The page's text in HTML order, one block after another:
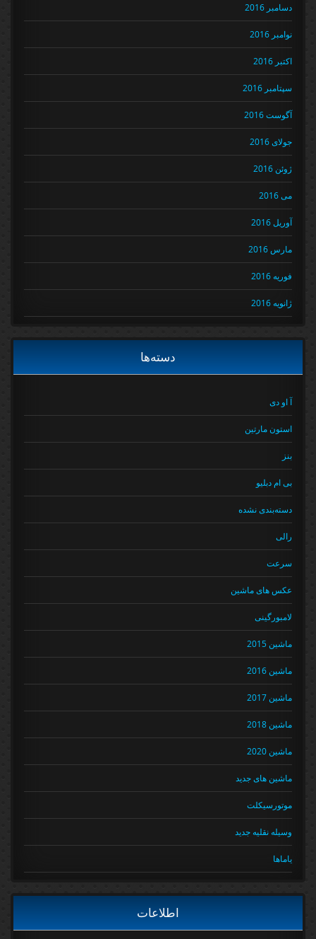
دسامبر 2016
نوامبر 2016
اکتبر 2016
سپتامبر 2016
آگوست 2016
جولای 2016
ژوئن 2016
می 2016
آوریل 2016
مارس 2016
فوریه 2016
ژانویه 2016
دسته‌ها
آ او دی
استون مارتین
بی ام دبلیو
دسته‌بندی نشده
رالی
سرعت
عکس های ماشین
لامبورگینی
ماشین 2015
ماشین 2016
ماشین 2017
ماشین 2018
ماشین 2020
ماشین های جدید
موتورسیکلت
وسیله نقلیه جدید
یاماها
اطلاعات